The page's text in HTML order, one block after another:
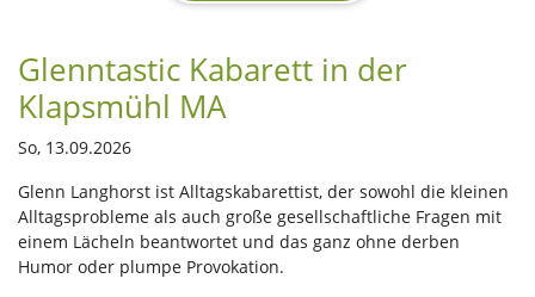
Glenntastic Kabarett in der
Klapsmühl MA
So, 13.09.2026
Glenn Langhorst ist Alltagskabarettist, der sowohl die kleinen
Alltagsprobleme als auch große gesellschaftliche Fragen mit
einem Lächeln beantwortet und das ganz ohne derben
Humor oder plumpe Provokation.